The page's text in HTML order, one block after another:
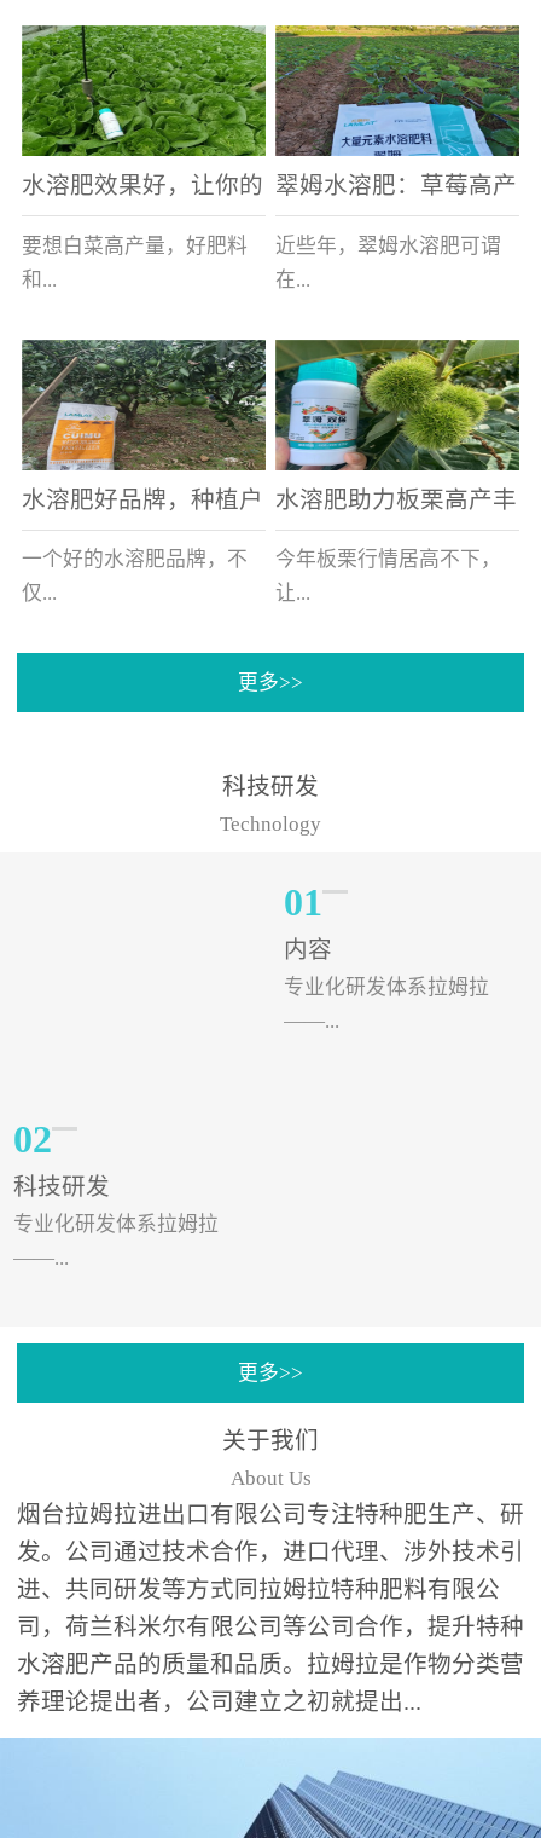
南走访时，发现当地许多
蔬菜产区，老棚数量占多
数，连年的重茬、土壤板
结等原因，导致土壤差，
作物根系...
，也是山东窦大哥开心的
时刻，从一大早接到收购
商的电话，就开始在草莓
大棚里忙碌。为什么窦大
哥家的草...
水溶肥效果好，让你的
白菜增产不是问题
要想白菜高产量，好肥料
和...
好的技术管理缺一不可，
相信广大白菜种植户们都
深有体会。今天就一起来
看看，什么样的水溶肥可
以让你的...
翠姆水溶肥：草莓高产
的好帮手
近些年，翠姆水溶肥可谓
在...
河北草莓区域话题不减，
不但在草莓上表现效果明
显，使用的种植户更是越
来越多。今天，借此机
会，一起来...
水溶肥好品牌，种植户
纷纷为“翠姆“点赞
一个好的水溶肥品牌，不
仅...
帮助作物增产增收，更要
实力。今天要讲的水溶肥
水溶肥助力板栗高产丰
产
今年板栗行情居高不下，
让...
许多板栗种植户都获得了
有位王大姐今年使用一款
非常火爆...
更多>>
科技研发
Technology
01
内容
专业化研发体系拉姆拉
——...
02
科技研发
专业化研发体系拉姆拉
——...
分中心”的科研开发系统，
更多>>
关于我们
About Us
烟台拉姆拉进出口有限公司专注特种肥生产、研
发。公司通过技术合作，进口代理、涉外技术引
进、共同研发等方式同拉姆拉特种肥料有限公
司，荷兰科米尔有限公司等公司合作，提升特种
水溶肥产品的质量和品质。拉姆拉是作物分类营
养理论提出者，公司建立之初就提出...